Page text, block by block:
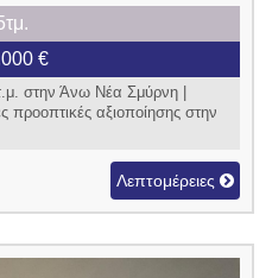
€
στην Άνω Νέα Σμύρνη |
προοπτικές αξιοποίησης στην
Λεπτομέρειες